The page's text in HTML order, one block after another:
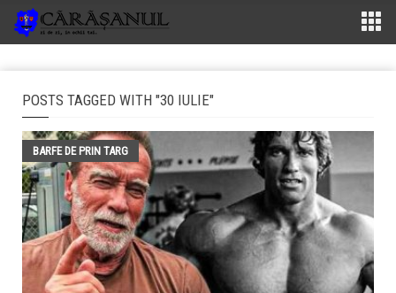
POSTS TAGGED WITH "30 IULIE"
BARFE DE PRIN TARG